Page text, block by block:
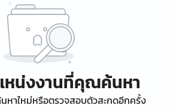
หน่งงานที่คุณค้นหา
หาใหม่หรือตรวจสอบตัวสะกดอีกครั้ง